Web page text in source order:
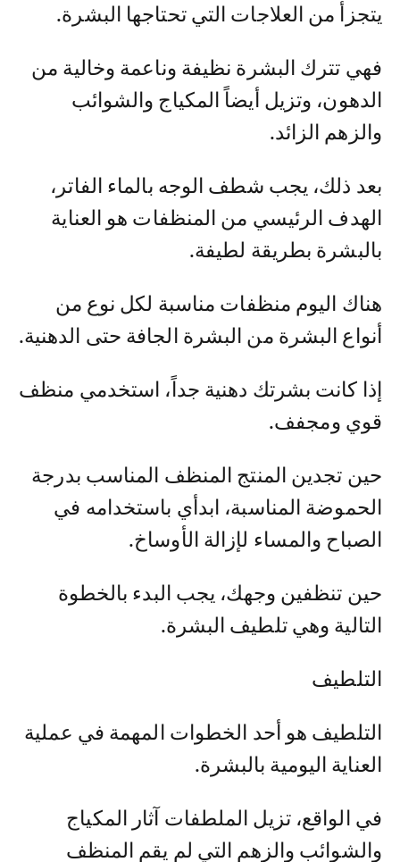
يتجزأ من العلاجات التي تحتاجها البشرة.
فهي تترك البشرة نظيفة وناعمة وخالية من
الدهون، وتزيل أيضاً المكياج والشوائب
والزهم الزائد.
بعد ذلك، يجب شطف الوجه بالماء الفاتر،
الهدف الرئيسي من المنظفات هو العناية
بالبشرة بطريقة لطيفة.
هناك اليوم منظفات مناسبة لكل نوع من
أنواع البشرة من البشرة الجافة حتى الدهنية.
إذا كانت بشرتك دهنية جداً، استخدمي منظف
قوي ومجفف.
حين تجدين المنتج المنظف المناسب بدرجة
الحموضة المناسبة، ابدأي باستخدامه في
الصباح والمساء لإزالة الأوساخ.
حين تنظفين وجهك، يجب البدء بالخطوة
التالية وهي تلطيف البشرة.
التلطيف
التلطيف هو أحد الخطوات المهمة في عملية
العناية اليومية بالبشرة.
في الواقع، تزيل الملطفات آثار المكياج
والشوائب والزهم التي لم يقم المنظف